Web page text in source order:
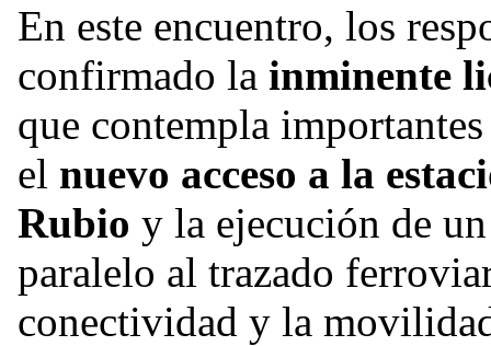
En este encuentro, los
confirmado la inminente
que contempla
el nuevo acceso a la
Rubio y la ejecución de
paralelo al trazado
conectividad y la